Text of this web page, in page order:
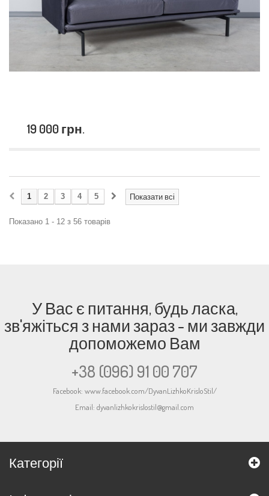
19 000 грн.
Показати всі
1 2 3 4 5
Показано 1 - 12 з 56 товарів
У Вас є питання, будь ласка,
зв'яжіться з нами зараз - ми завжди
допоможемо Вам
+38 (096) 91 00 707
Facebook: www.facebook.com/DyvanLizhkoKrisloStil/
Email: dyvanlizhkokrislostil@gmail.com
Категорії